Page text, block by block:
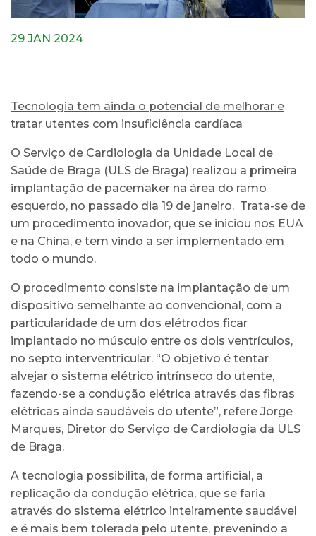
29 JAN 2024
Tecnologia tem ainda o potencial de melhorar e
tratar utentes com insuficiência cardíaca
O Serviço de Cardiologia da Unidade Local de
Saúde de Braga (ULS de Braga) realizou a primeira
implantação de pacemaker na área do ramo
esquerdo, no passado dia 19 de janeiro. Trata-se de
um procedimento inovador, que se iniciou nos EUA
e na China, e tem vindo a ser implementado em
todo o mundo.
O procedimento consiste na implantação de um
dispositivo semelhante ao convencional, com a
particularidade de um dos elétrodos ficar
implantado no músculo entre os dois ventrículos,
no septo interventricular. “O objetivo é tentar
alvejar o sistema elétrico intrínseco do utente,
fazendo-se a condução elétrica através das fibras
elétricas ainda saudáveis do utente”, refere Jorge
Marques, Diretor do Serviço de Cardiologia da ULS
de Braga.
A tecnologia possibilita, de forma artificial, a
replicação da condução elétrica, que se faria
através do sistema elétrico inteiramente saudável
e é mais bem tolerada pelo utente, prevenindo a